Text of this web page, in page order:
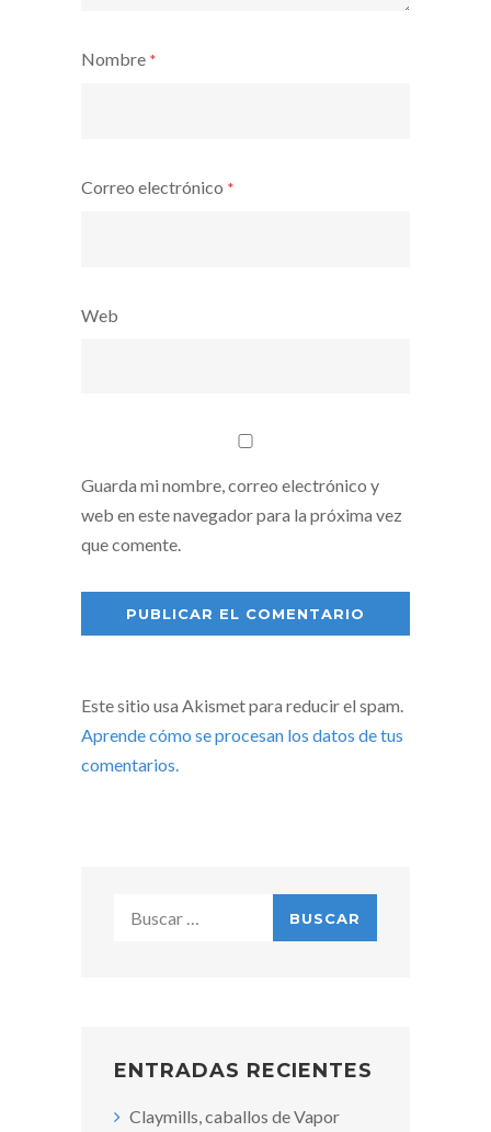
Nombre *
Correo electrónico *
Web
Guarda mi nombre, correo electrónico y
web en este navegador para la próxima vez
que comente.
Este sitio usa Akismet para reducir el spam.
Aprende cómo se procesan los datos de tus
comentarios.
ENTRADAS RECIENTES
Claymills, caballos de Vapor